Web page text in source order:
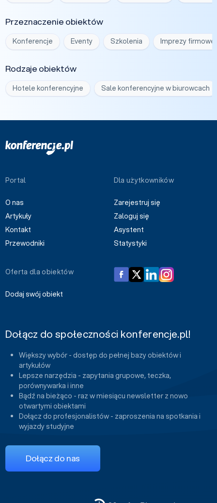
Przeznaczenie obiektów
Konferencje Eventy Szkolenia Imprezy firmowe
Rodzaje obiektów
Hotele konferencyjne Sale konferencyjne w biurowcach
Portal
O nas
Artykuły
Kontakt
Przewodniki
Dla użytkowników
Zarejestruj się
Zaloguj się
Asystent
Statystyki
Oferta dla obiektów
Dodaj swój obiekt
Dołącz do społeczności konferencje.pl!
Większy wybór - dostęp do pełnej bazy obiektów i
artykułów
Lepsze narzędzia - zapytania grupowe, teczka,
porównywarka i inne
Bądź na bieżąco - raz w miesiącu newsletter z nowo
otwartymi obiektami
Dołącz do profesjonalistów - zaproszenia na spotkania i
wyjazdy studyjne
Dołącz do nas